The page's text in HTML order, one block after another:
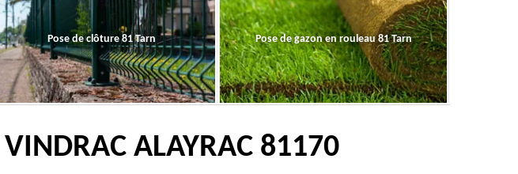
Pose de clôture 81 Tarn Pose de gazon en rouleau 81 Tarn
VINDRAC ALAYRAC 81170